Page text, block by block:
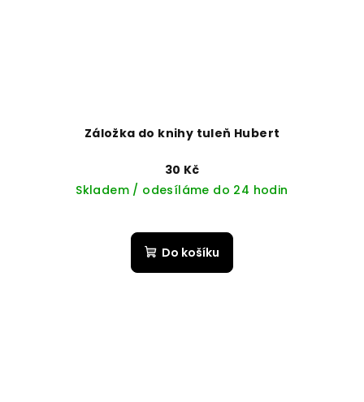
Záložka do knihy tuleň Hubert
30 Kč
Skladem / odesíláme do 24 hodin
Do košíku